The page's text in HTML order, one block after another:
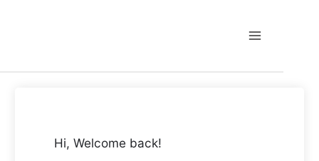
Hi, Welcome back!